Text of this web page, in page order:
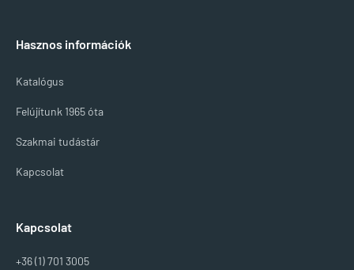
Hasznos információk
Katalógus
Felújítunk 1965 óta
Szakmai tudástár
Kapcsolat
Kapcsolat
+36 (1) 701 3005